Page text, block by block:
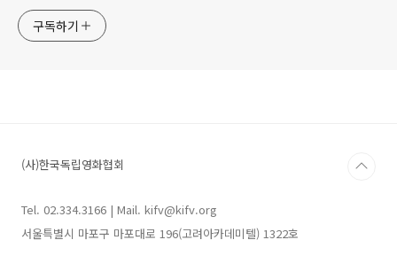
구독하기
(사)한국독립영화협회
Tel. 02.334.3166 | Mail. kifv@kifv.org
서울특별시 마포구 마포대로 196(고려아카데미텔) 1322호